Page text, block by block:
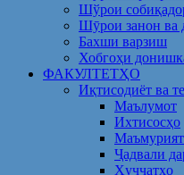
Шўрои
Шӯрои занон ва
Бахши варзиш
Хобгоҳи
ФАКУЛТЕТҲО
Иқтисодиёт ва
Маълумот
Ихтисосҳо
Маъмурият
Ҷадвали
Ҳуҷҷатҳо